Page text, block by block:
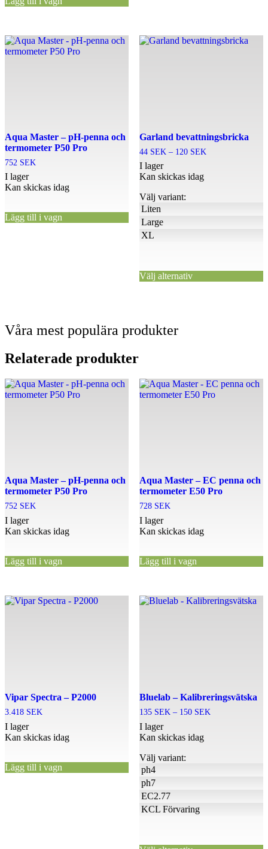
Aqua Master – pH-penna och
termometer P50 Pro
752 SEK
I lager
Kan skickas idag
Lägg till i vagn
Garland bevattningsbricka
44 SEK – 120 SEKPrisintervall:
Liten
Large
XL
I lager
Kan skickas idag
Välj variant:
Välj alternativ
Den
kan
väljas
produktsidan
Våra mest populära produkter
Relaterade produkter
Aqua Master – pH-penna och
termometer P50 Pro
752 SEK
I lager
Kan skickas idag
Lägg till i vagn
Aqua Master – EC penna och
termometer E50 Pro
728 SEK
I lager
Kan skickas idag
Lägg till i vagn
Vipar Spectra – P2000
3.418 SEK
I lager
Kan skickas idag
Lägg till i vagn
Bluelab – Kalibreringsvätska
135 SEK – 150 SEKPrisintervall:
ph4
ph7
EC2.77
KCL Förvaring
I lager
Kan skickas idag
Välj variant:
Den
kan
väljas
produktsidan